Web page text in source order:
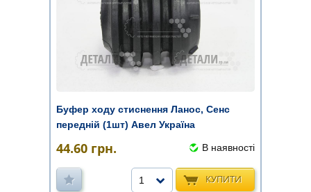
Буфер ходу стиснення Ланос, Сенс
передній (1шт) Авел Україна
44.60 грн. В наявності
КУПИТИ
1